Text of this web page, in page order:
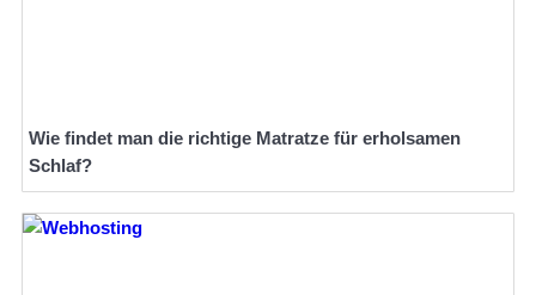
Wie findet man die richtige Matratze für erholsamen
Schlaf?